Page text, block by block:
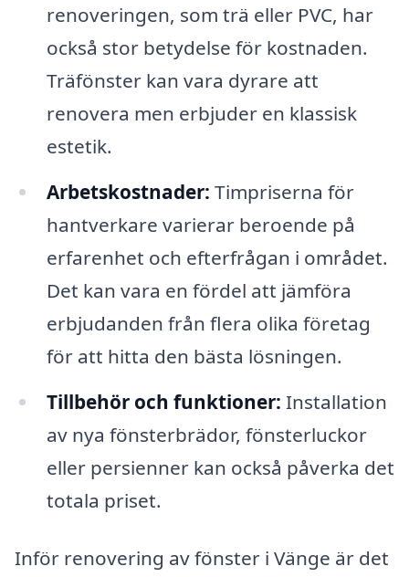
renoveringen, som trä eller PVC, har
också stor betydelse för kostnaden.
Träfönster kan vara dyrare att
renovera men erbjuder en klassisk
estetik.
Arbetskostnader: Timpriserna för
hantverkare varierar beroende på
erfarenhet och efterfrågan i området.
Det kan vara en fördel att jämföra
erbjudanden från flera olika företag
för att hitta den bästa lösningen.
Tillbehör och funktioner: Installation
av nya fönsterbrädor, fönsterluckor
eller persienner kan också påverka det
totala priset.
Inför renovering av fönster i Vänge är det